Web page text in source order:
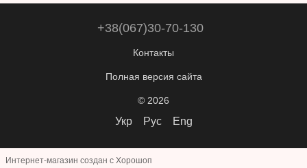
+38(067)30-70-130
Контакты
Полная версия сайта
© 2026
Укр Рус Eng
Интернет-магазин создан с Хорошоп